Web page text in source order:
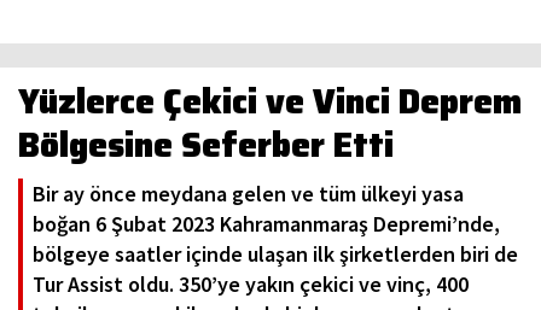
Yüzlerce Çekici ve Vinci Deprem
Bölgesine Seferber Etti
Bir ay önce meydana gelen ve tüm ülkeyi yasa
boğan 6 Şubat 2023 Kahramanmaraş Depremi’nde,
bölgeye saatler içinde ulaşan ilk şirketlerden biri de
Tur Assist oldu. 350’ye yakın çekici ve vinç, 400